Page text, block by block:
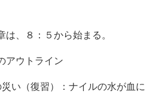
５から始まる。
ウトライン
復習）：ナイルの水が血に